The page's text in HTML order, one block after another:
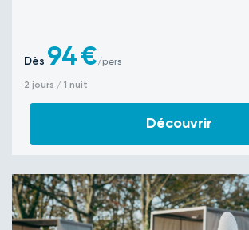
Dès 94€/pers
2 jours / 1 nuit
Découvrir